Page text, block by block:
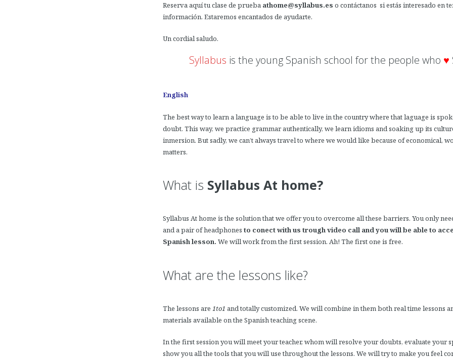
Reserva aquí tu clase de prueba athome@syllabus.es o contáctanos si estás interesado en
información. Estaremos encantados de ayudarte.
Un cordial saludo.
Syllabus is the young Spanish school for the people who ♥
English
The best way to learn a language is to be able to live in the country where that laguage is
doubt. This way, we practice grammar authentically, we learn idioms and soaking up its
inmersion. But sadly, we can’t always travel to where we would like because of economical,
matters.
What is Syllabus At home?
Syllabus At home is the solution that we offer you to overcome all these barriers. You only
and a pair of headphones to conect with us trough video call and you will be able to
Spanish lesson. We will work from the first session. Ah! The first one is free.
What are the lessons like?
The lessons are 1to1 and totally customized. We will combine in them both real time lessons
materials available on the Spanish teaching scene.
In the first session you will meet your teacher, whom will resolve your doubts, evaluate your
show you all the tools that you will use throughout the lessons. We will try to make you feel